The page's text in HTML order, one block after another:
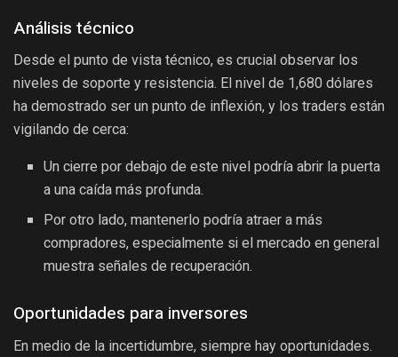
Análisis técnico
Desde el punto de vista técnico, es crucial observar los
niveles de soporte y resistencia. El nivel de 1,680 dólares
ha demostrado ser un punto de inflexión, y los traders están
vigilando de cerca:
Un cierre por debajo de este nivel podría abrir la puerta
a una caída más profunda.
Por otro lado, mantenerlo podría atraer a más
compradores, especialmente si el mercado en general
muestra señales de recuperación.
Oportunidades para inversores
En medio de la incertidumbre, siempre hay oportunidades.